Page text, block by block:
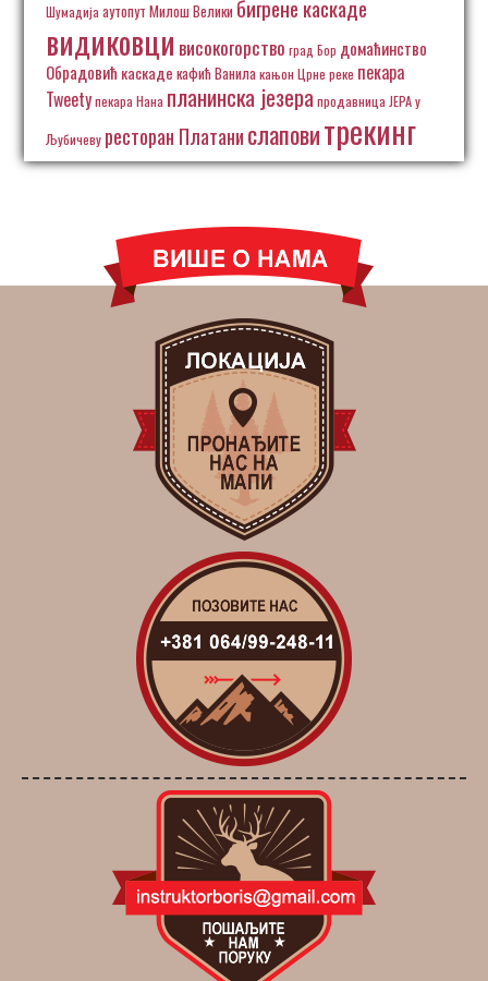
Шумадија аутопут Милош Велики бигрене каскаде
видиковци високогорство град Бор домаћинство
Обрадовић каскаде кафић Ванила кањон Црне реке пекара
Tweetyпекара Нана планинска језера продавница ЈЕРА у
Љубичеву ресторан Платанислаповитрекинг